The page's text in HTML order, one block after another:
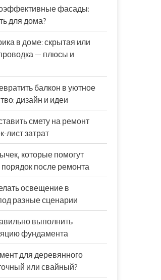
фасады:
для дома?
в доме: скрытая или
— плюсы и
балкон в уютное
дизайн и идеи
смету на ремонт
лист затрат
которые помогут
порядок после ремонта
освещение в
разные сценарии
выполнить
фундамента
для деревянного
или свайный?